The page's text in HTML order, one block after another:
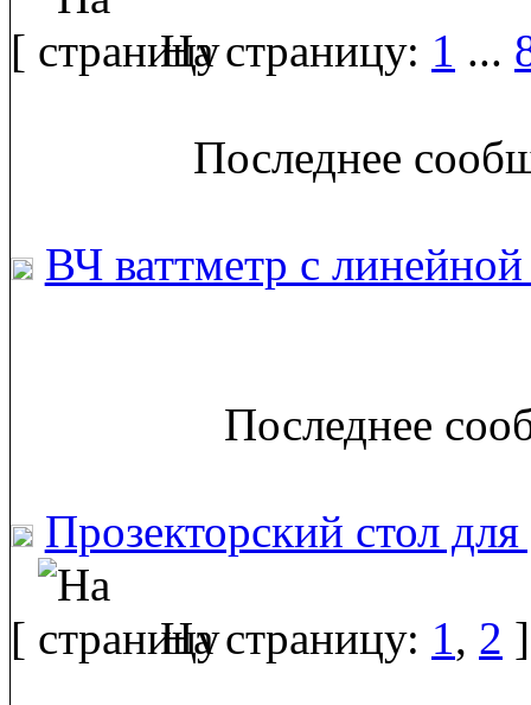
[ На страницу: 1 ...
Последнее
ВЧ ваттметр с
Последнее
Прозекторский стол
[ На страницу: 1, 2 ]